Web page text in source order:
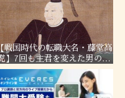
戦国時代の転職大名・藤堂高
】7回も主君を変えた男の転
職履歴！